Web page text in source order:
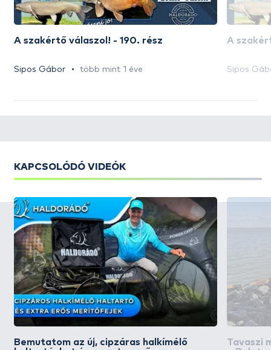
A szakértő válaszol! - 190. rész
Sipos Gábor több mint 1 éve
A
Sipos
KAPCSOLÓDÓ VIDEÓK
Bemutatom az új, cipzáras halkímélő
Tavaszi